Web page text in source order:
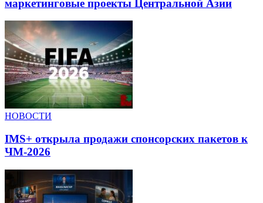
маркетинговые проекты Центральной Азии
НОВОСТИ
IMS+ открыла продажи спонсорских пакетов к
ЧМ-2026